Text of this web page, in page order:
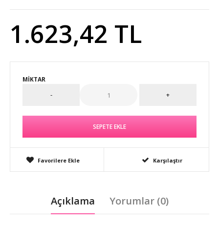
1.623,42 TL
MIKTAR
Favorilere Ekle Karşılaştır
Açıklama Yorumlar (0)